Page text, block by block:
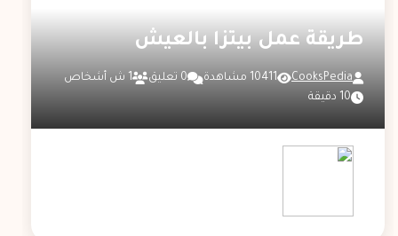
طريقة عمل بيتزا بالعيش
CooksPedia 10411 مشاهدة 0 تعليق
1 ش أشخاص
10 دقيقة